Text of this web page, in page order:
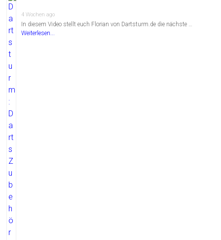
4 Wochen ago
In diesem Video stellt euch Florian von Dartsturm.de die nächste …
Weiterlesen...